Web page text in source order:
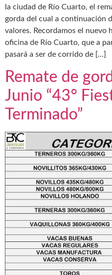
la ciudad de Río Cuarto, el
gorda del cual a continuación
valores. Recordamos el nuevo
oficina de Río Cuarto, que a
pasará a ser de corrido de […]
Remate de
Junio “43°
Terminado”